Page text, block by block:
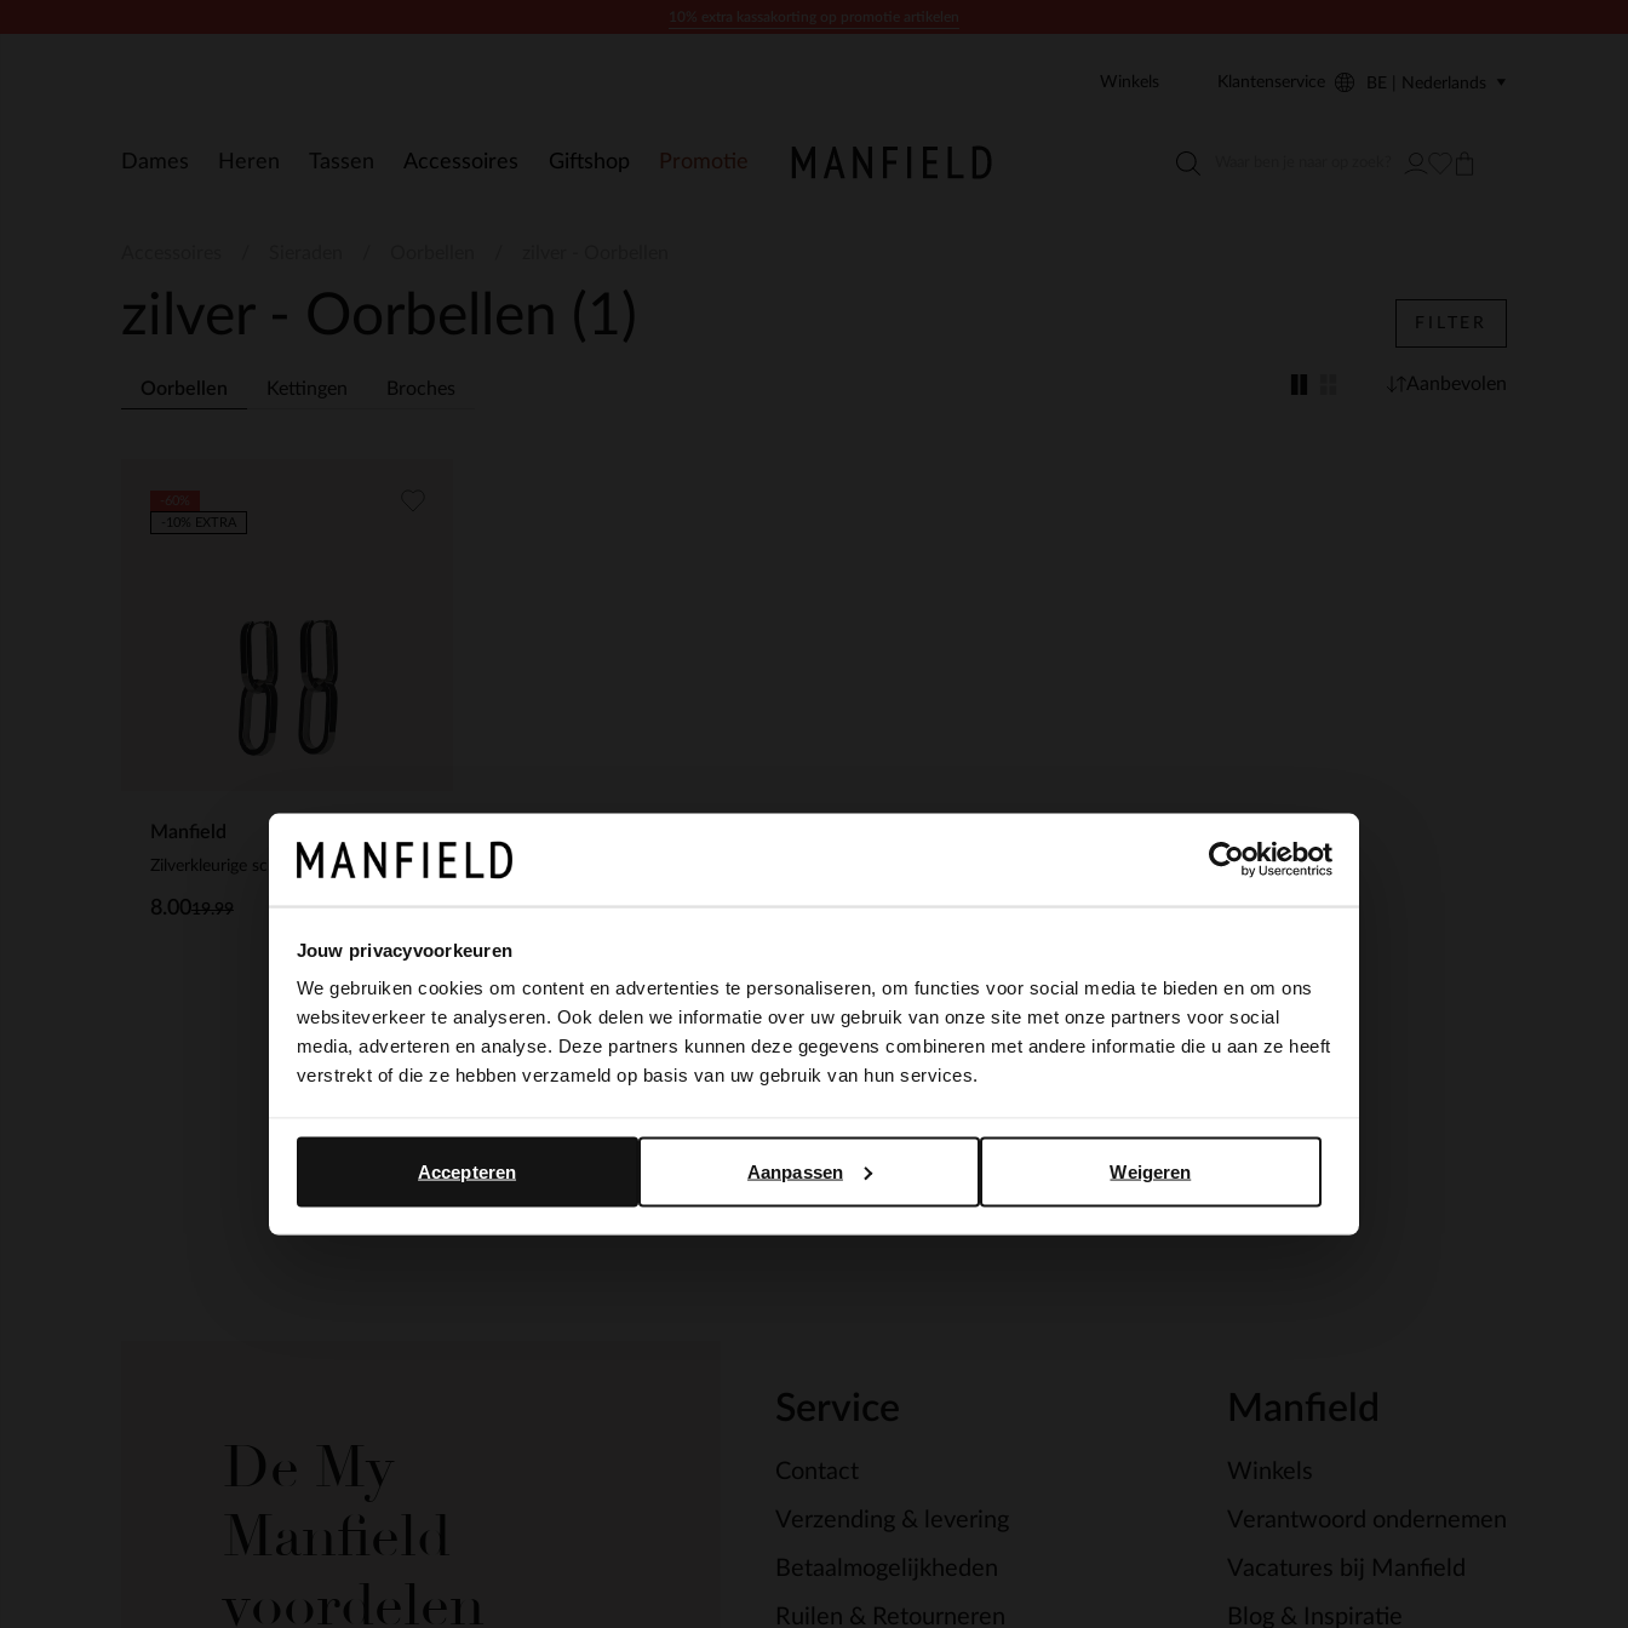
Jouw privacyvoorkeuren
We gebruiken cookies om content en advertenties te personaliseren, om functies voor social media te bieden en om ons
websiteverkeer te analyseren. Ook delen we informatie over uw gebruik van onze site met onze partners voor social
media, adverteren en analyse. Deze partners kunnen deze gegevens combineren met andere informatie die u aan ze heeft
verstrekt of die ze hebben verzameld op basis van uw gebruik van hun services.
Weigeren
Aanpassen
Accepteren
Dames Heren Tassen Accessoires Giftshop Promotie
Winkels Klantenservice BE | Nederlands
zilver - Oorbellen (1)
Oorbellen Kettingen Broches
FILTER
Aanbevolen
Manfield
Zilverkleurige schakel oorbellen
19.99
8.00
-10% EXTRA
De My
Manfield
voordelen
Service
Contact
Verzending & levering
Betaalmogelijkheden
Ruilen & Retourneren
Manfield
Winkels
Verantwoord ondernemen
Vacatures bij Manfield
Blog & Inspiratie
×
It looks like your language isn't Dutch. Would you like to